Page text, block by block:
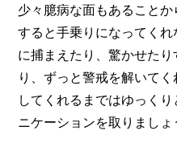
少々臆病な面もあること
すると手乗りになってく
に捕まえたり、驚かせた
り、ずっと警戒を解いて
してくれるまではゆっく
ニケーションを取りましょ